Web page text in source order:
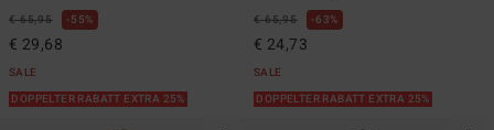
€ 65,95 55%
€ 29,68
SALE
DOPPELTER RABATT EXTRA 25%
€ 65,95 63%
€ 24,73
SALE
DOPPELTER RABATT EXTRA 25%